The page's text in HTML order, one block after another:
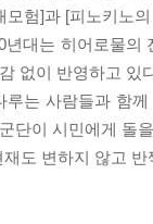
모험]과 [피노키노
년대는 히어로물
없이 반영하고 있
는 사람들과 함
단이 시민에게 돌
도 변하지 않고